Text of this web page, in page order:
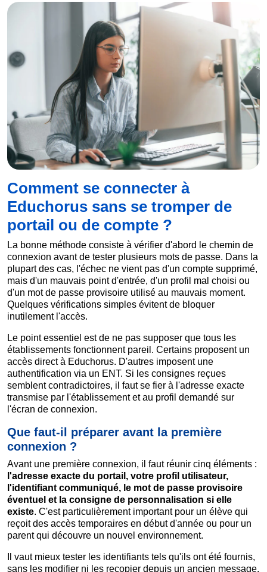
Comment se connecter à
Educhorus sans se tromper de
portail ou de compte ?
La bonne méthode consiste à vérifier d'abord le chemin de
connexion avant de tester plusieurs mots de passe. Dans la
plupart des cas, l'échec ne vient pas d'un compte supprimé,
mais d'un mauvais point d'entrée, d'un profil mal choisi ou
d'un mot de passe provisoire utilisé au mauvais moment.
Quelques vérifications simples évitent de bloquer
inutilement l'accès.
Le point essentiel est de ne pas supposer que tous les
établissements fonctionnent pareil. Certains proposent un
accès direct à Educhorus. D'autres imposent une
authentification via un ENT. Si les consignes reçues
semblent contradictoires, il faut se fier à l'adresse exacte
transmise par l'établissement et au profil demandé sur
l'écran de connexion.
Que faut-il préparer avant la première
connexion ?
Avant une première connexion, il faut réunir cinq éléments :
l'adresse exacte du portail, votre profil utilisateur,
l'identifiant communiqué, le mot de passe provisoire
éventuel et la consigne de personnalisation si elle
existe. C'est particulièrement important pour un élève qui
reçoit des accès temporaires en début d'année ou pour un
parent qui découvre un nouvel environnement.
Il vaut mieux tester les identifiants tels qu'ils ont été fournis,
sans les modifier ni les recopier depuis un ancien message.